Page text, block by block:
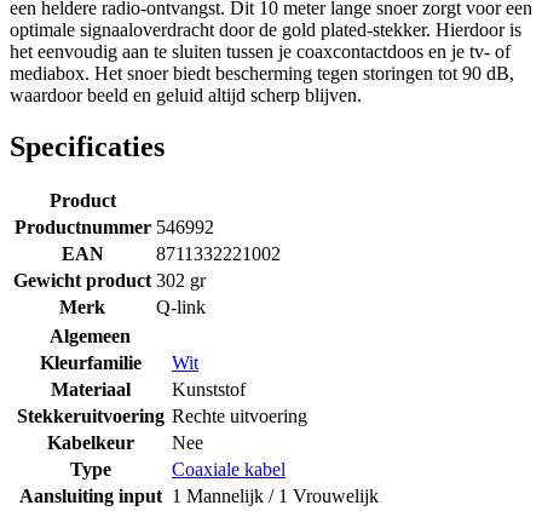
een heldere radio-ontvangst. Dit 10 meter lange snoer zorgt voor een
optimale signaaloverdracht door de gold plated-stekker. Hierdoor is
het eenvoudig aan te sluiten tussen je coaxcontactdoos en je tv- of
mediabox. Het snoer biedt bescherming tegen storingen tot 90 dB,
waardoor beeld en geluid altijd scherp blijven.
Specificaties
Product
Productnummer 546992
EAN
8711332221002
Gewicht product 302 gr
Merk
Q-link
Algemeen
Kleurfamilie
Wit
Materiaal
Kunststof
Stekkeruitvoering Rechte uitvoering
Kabelkeur
Nee
Type
Coaxiale kabel
Aansluiting input 1 Mannelijk / 1 Vrouwelijk